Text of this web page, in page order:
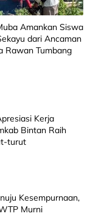
Amankan Siswa
dari Ancaman
Rawan Tumbang
Kerja
Bintan Raih
turut
Kesempurnaan,
Murni